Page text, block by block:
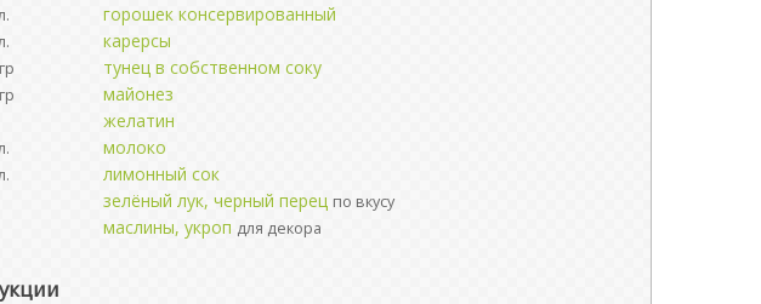
горошек консервированный
карерсы
гр
тунец в собственном соку
гр
майонез
желатин
молоко
лимонный сок
зелёный лук, черный перец по вкусу
маслины, укроп для декора